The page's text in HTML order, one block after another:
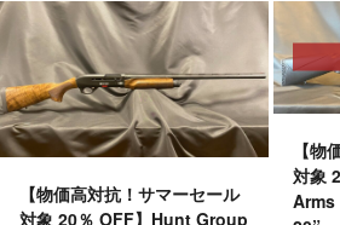
【物価高対抗！サマーセール
対象 20％ OFF】Hunt Group
【物
対象
Arms